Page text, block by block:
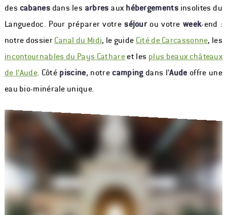
des cabanesdans les arbres aux hébergementsinsolites du
Languedoc. Pour préparer votreséjourou votreweek-end :
notre dossierCanal du Midi, le guide Cité de Carcassonne, les
incontournables du Pays Cathareet les plus beaux châteaux
de l’Aude. Côté piscine, notre campingdans l’Audeoffre une
eau bio-minérale unique.